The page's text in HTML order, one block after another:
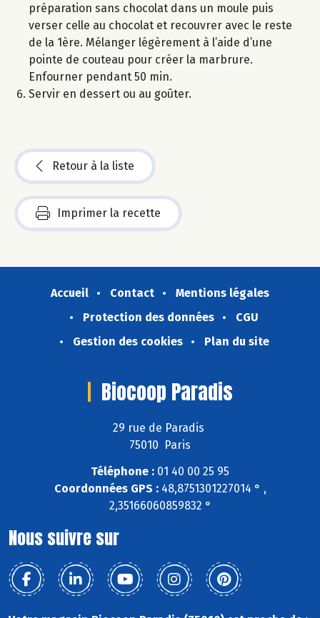
préparation sans chocolat dans un moule puis
verser celle au chocolat et recouvrer avec le reste
de la 1ère. Mélanger légèrement à l’aide d’une
pointe de couteau pour créer la marbrure.
Enfourner pendant 50 min.
Servir en dessert ou au goûter.
Retour à la liste
Imprimer la recette
Accueil Contact
Mentions légales
Protection des données
CGU
Gestion des cookies
Plan du site
Biocoop Paradis
29 rue de Paradis
75010 Paris
Téléphone : 01 40 00 25 95
Coordonnées GPS :48,8751301227014 ° ,
2,35166060859832 °
Nous suivre sur